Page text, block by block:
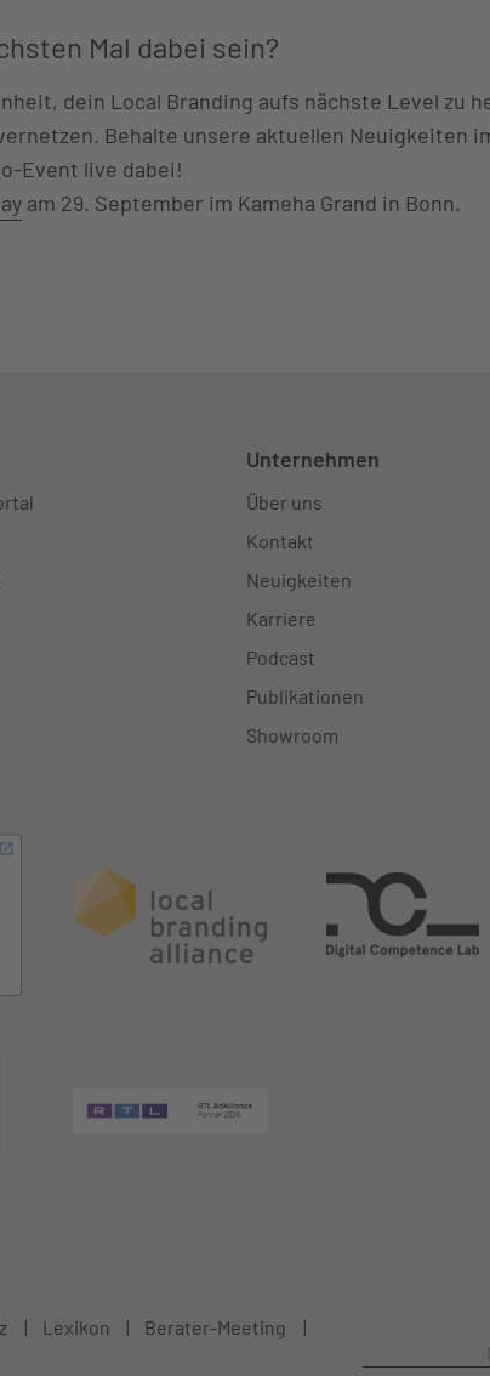
Mal dabei sein?
dein Local Branding aufs nächste Level zu
Behalte unsere aktuellen Neuigkeiten
Event live dabei!
am 29. September im Kameha Grand in Bonn.
Unternehmen
Über uns
Kontakt
Neuigkeiten
Karriere
Podcast
Publikationen
Showroom
Lexikon
Berater-Meeting
|